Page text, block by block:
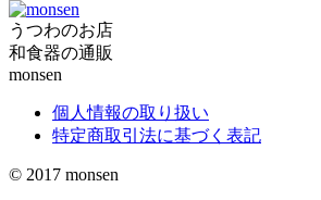
うつわのお店
和食器の通販
monsen
個人情報の取り扱い
特定商取引法に基づく表記
© 2017 monsen